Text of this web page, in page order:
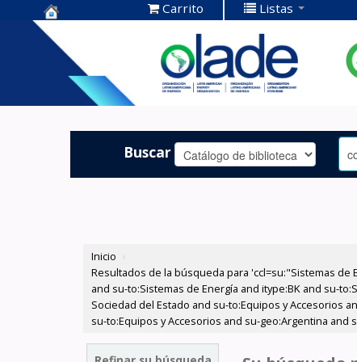
Centro de
Documentación
OLADE -
Carrito Listas
Buscar
Inicio ›
Resultados de la búsqueda para 'ccl=su:"Sistemas de
and su-to:Sistemas de Energía and itype:BK and su-
Sociedad del Estado and su-to:Equipos y Accesorios
su-to:Equipos y Accesorios and su-geo:Argentina and